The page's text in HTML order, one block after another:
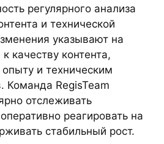
регулярного анализа
и технической
указывают на
качеству контента,
и техническим
Команда RegisTeam
отслеживать
реагировать на
стабильный рост.